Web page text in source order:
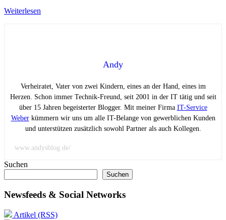
Weiterlesen
Andy
Verheiratet, Vater von zwei Kindern, eines an der Hand, eines im
Herzen. Schon immer Technik-Freund, seit 2001 in der IT tätig und seit
über 15 Jahren begeisterter Blogger. Mit meiner Firma IT-Service
Weberkümmern wir uns um alle IT-Belange von gewerblichen Kunden
und unterstützen zusätzlich sowohl Partner als auch Kollegen.
www.andysblog.de/
Suchen
Suchen
Newsfeeds & Social Networks
Artikel (RSS)